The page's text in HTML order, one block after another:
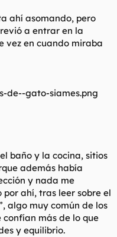
ahí asomando, pero
a entrar en la
vez en cuando miraba
baño y la cocina, sitios
además había
y nada me
ahí, tras leer sobre el
algo muy común de los
confían más de lo que
y equilibrio.